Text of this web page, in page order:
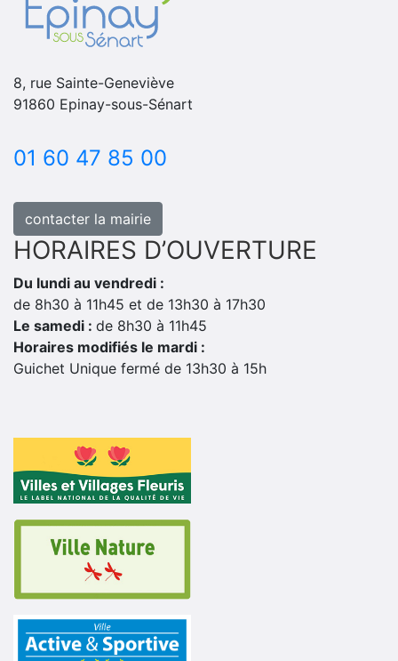
8, rue Sainte-Geneviève
91860 Epinay-sous-Sénart
01 60 47 85 00
contacter la mairie
HORAIRES D’OUVERTURE
Du lundi au vendredi :
de 8h30 à 11h45 et de 13h30 à 17h30
Le samedi : de 8h30 à 11h45
Horaires modifiés le mardi :
Guichet Unique fermé de 13h30 à 15h